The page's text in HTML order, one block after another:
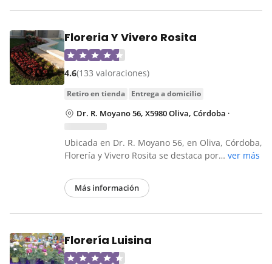
Floreria Y Vivero Rosita
4.6(133 valoraciones)
retiro en tienda entrega a domicilio
Dr. R. Moyano 56, X5980 Oliva, Córdoba ·
Ubicada en Dr. R. Moyano 56, en Oliva, Córdoba,
Florería y Vivero Rosita se destaca por… ver más
Más información
Florería Luisina